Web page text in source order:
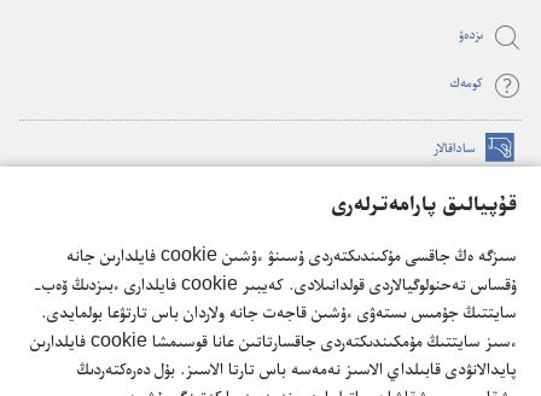
قۇپيالىق پارامەترلەرى
سىزگە ەڭ جاقسى مۇكىندىكتەردى ۇسىنۋ ءۇشىن cookie فايلدارىن جانە
ۇقساس تەحنولوگيالاردى قولدانىلادى. كەيبىر cookie فايلدارى ءبىزدىڭ ۆەب-
سايتتىڭ جۇمىس ىستەۋى ءۇشىن قاجەت جانە ولاردان باس تارتۋعا بولمايدى.
ءسىز سايتتىڭ مۇمكىندىكتەردى جاقسارتاتىن عانا قوسىمشا cookie فايلدارىن
پايدالانۋدى قابىلداي الاسىز نەمەسە باس تارتا الاسىز. بۇل دەرەكتەردىڭ
ىزدە‌ۋ
كومە‌ك
ساداقالار
(opens
window) كۇزەت مۇناراسىنىڭ تورداعى كىتاپحاناسى
new
window)
JW Hub
®
(opens
new
window)
JW Library